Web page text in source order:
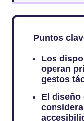
Puntos
Los
operan
gestos
El diseño